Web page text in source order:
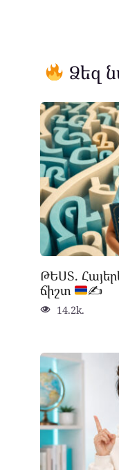
Ձեզ
ԹԵՍՏ.
ճիշտ
✍
14.2k.